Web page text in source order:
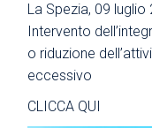
La Spezia, 09 luglio
Intervento
o riduzione
eccessivo
CLICCA QUI